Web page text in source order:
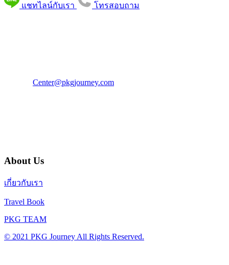
แชทไลน์กับเรา โทรสอบถาม
Center@pkgjourney.com
About Us
เกี่ยวกับเรา
Travel Book
PKG TEAM
© 2021 PKG Journey All Rights Reserved.